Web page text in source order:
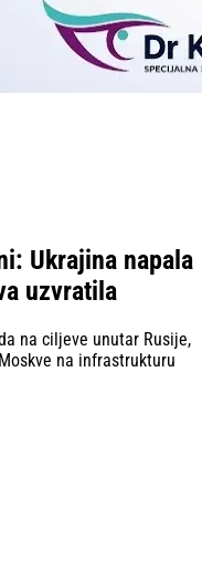
Ukrajina napala
uzvratila
na ciljeve unutar Rusije,
na infrastrukturu